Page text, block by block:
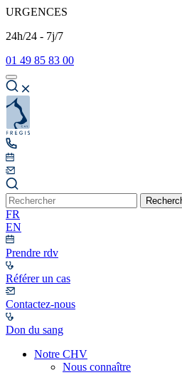
URGENCES
24h/24 - 7j/7
01 49 85 83 00
FR
EN
Prendre rdv
Référer un cas
Contactez-nous
Don du sang
Notre CHV
Nous connaître